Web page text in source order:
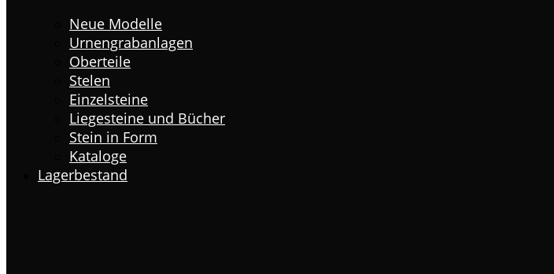
Neue Modelle
Urnengrabanlagen
Oberteile
Stelen
Einzelsteine
Liegesteine und Bücher
Stein in Form
Kataloge
Lagerbestand